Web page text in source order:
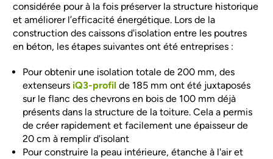
considérée pour à la fois préserver la structure historique
et améliorer l’efficacité énergétique. Lors de la
construction des caissons d'isolation entre les poutres
en béton, les étapes suivantes ont été entreprises :
Pour obtenir une isolation totale de 200 mm, des
extenseurs iQ3-profil de 185 mm ont été juxtaposés
sur le flanc des chevrons en bois de 100 mm déjà
présents dans la structure de la toiture. Cela a permis
de créer rapidement et facilement une épaisseur de
20 cm à remplir d'isolant
Pour construire la peau intérieure, étanche à l'air et